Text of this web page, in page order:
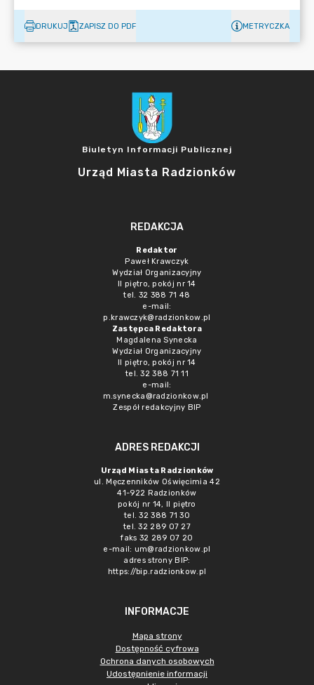
DRUKUJ ZAPISZ DO PDF METRYCZKA
Biuletyn Informacji Publicznej
Urząd Miasta Radzionków
REDAKCJA
Redaktor
Paweł Krawczyk
Wydział Organizacyjny
II piętro, pokój nr 14
tel. 32 388 71 48
e-mail:
p.krawczyk@radzionkow.pl
Zastępca Redaktora
Magdalena Synecka
Wydział Organizacyjny
II piętro, pokój nr 14
tel. 32 388 71 11
e-mail:
m.synecka@radzionkow.pl
Zespół redakcyjny BIP
ADRES REDAKCJI
Urząd Miasta Radzionków
ul. Męczenników Oświęcimia 42
41-922 Radzionków
pokój nr 14, II piętro
tel. 32 388 71 30
tel. 32 289 07 27
faks 32 289 07 20
e-mail: um@radzionkow.pl
adres strony BIP:
https://bip.radzionkow.pl
INFORMACJE
Mapa strony
Dostępność cyfrowa
Ochrona danych osobowych
Udostępnienie informacji